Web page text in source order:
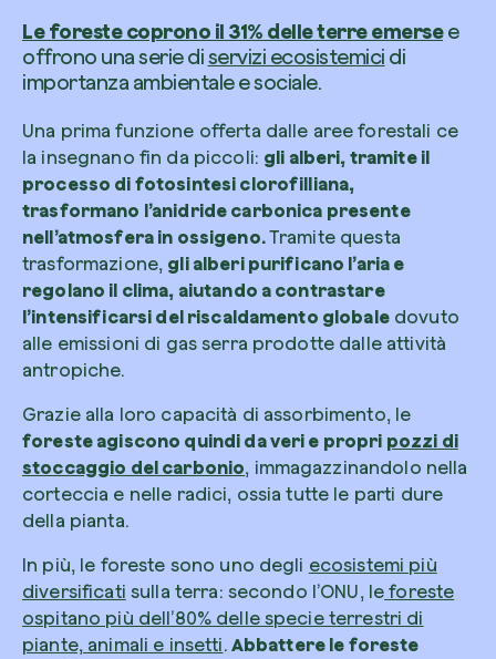
Le foreste coprono il 31% delle terre emersee
offrono una serie diservizi ecosistemici di
importanza ambientale e sociale.
Una prima funzione offerta dalle aree forestali ce
la insegnano fin da piccoli: gli alberi, tramite il
processo di fotosintesi clorofilliana,
trasformano l’anidride carbonica presente
nell’atmosfera in ossigeno.Tramite questa
trasformazione, gli alberi purificano l’aria e
regolano il clima, aiutando a contrastare
l’intensificarsi del riscaldamento globaledovuto
alle emissioni di gas serra prodotte dalle attività
antropiche.
Grazie alla loro capacità di assorbimento, le
foreste agiscono quindi da veri e propri pozzi di
stoccaggio del carbonio, immagazzinandolo nella
corteccia e nelle radici, ossia tutte le parti dure
della pianta.
In più, le foreste sono uno degli ecosistemi più
diversificati sulla terra: secondo l’ONU, le foreste
ospitano più dell’80% delle specie terrestri di
piante, animali e insetti. Abbattere le foreste